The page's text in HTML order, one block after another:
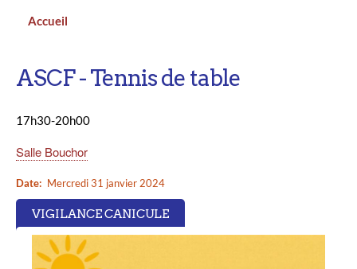
Accueil
ASCF - Tennis de table
17h30-20h00
Salle Bouchor
Date Mercredi 31 janvier 2024
VIGILANCE CANICULE